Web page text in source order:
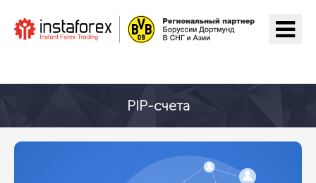
PIP-счета